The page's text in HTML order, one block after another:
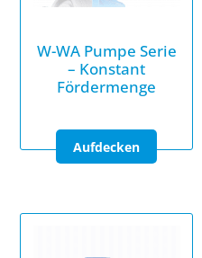
W-WA Pumpe Serie
– Konstant
Fördermenge